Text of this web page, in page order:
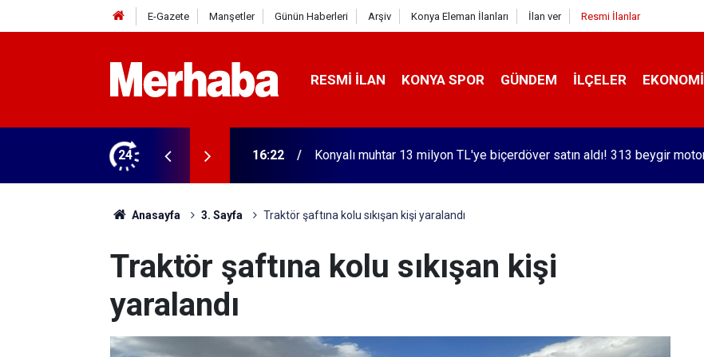
E-Gazete Manşetler Günün Haberleri Arşiv Konya Eleman İlanları İlan ver Resmi İlanlar
RESMI İLAN KONYA SPOR GÜNDEM İLÇELER EKONOMI
24
satın aldı! 313 beygir motoru var 16:04 Konyasporlu Kramer'den yıllar sonra Galatasaraylı Osimhen itirafı
Anasayfa 3. Sayfa Traktör şaftına kolu sıkışan kişi yaralandı
Traktör şaftına kolu sıkışan kişi
yaralandı